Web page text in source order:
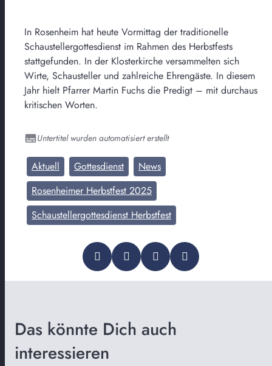
In Rosenheim hat heute Vormittag der traditionelle
Schaustellergottesdienst im Rahmen des Herbstfests
stattgefunden. In der Klosterkirche versammelten sich
Wirte, Schausteller und zahlreiche Ehrengäste. In diesem
Jahr hielt Pfarrer Martin Fuchs die Predigt – mit durchaus
kritischen Worten.
Untertitel wurden automatisiert erstellt
Aktuell Gottesdienst
News
Rosenheimer Herbstfest 2025
Schaustellergottesdienst Herbstfest
Das könnte Dich auch
interessieren